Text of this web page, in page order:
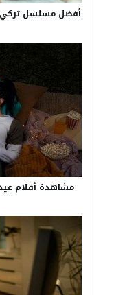
أفضل مسلسل تركي